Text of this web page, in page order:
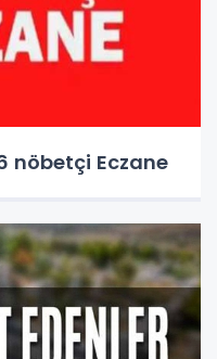
nöbetçi Eczane